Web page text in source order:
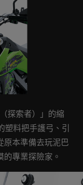
探索者）」的縮
塑料把手護弓、引
原本準備去玩泥巴
專業探險家。